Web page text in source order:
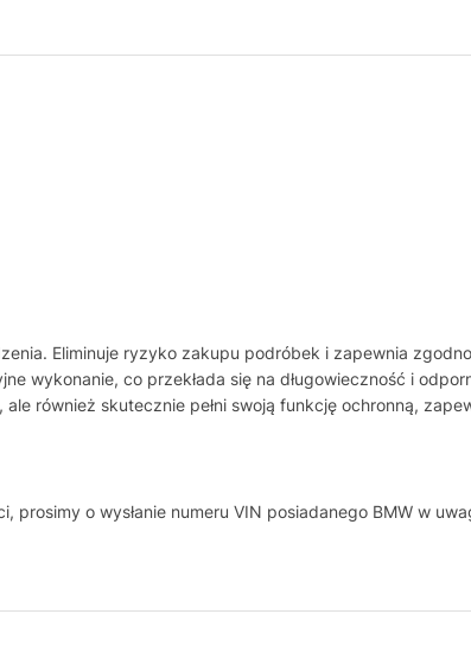
Eliminuje ryzyko zakupu podróbek i zapewnia
wykonanie, co przekłada się na długowieczność i
również skutecznie pełni swoją funkcję ochronną,
o wysłanie numeru VIN posiadanego BMW w